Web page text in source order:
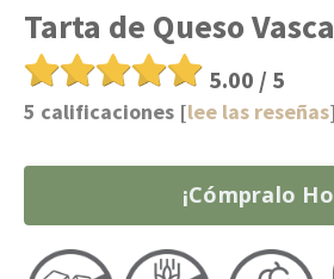
Tarta de Queso Vasca
5.00 / 5
5 calificaciones [lee las reseñas]
¡Cómpralo